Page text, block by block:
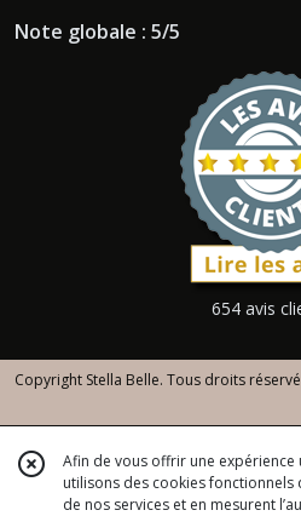
Note globale : 5/5
654 avis
Copyright Stella Belle. Tous droits
Afin de vous offrir une
utilisons des cookies
de nos services et en mesurent